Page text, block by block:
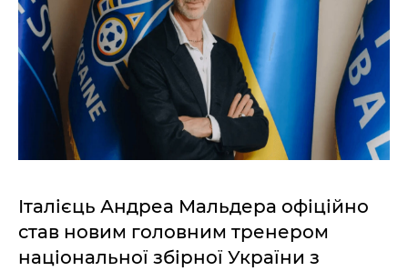
Італієць Андреа Мальдера офіційно
став новим головним тренером
національної збірної України з